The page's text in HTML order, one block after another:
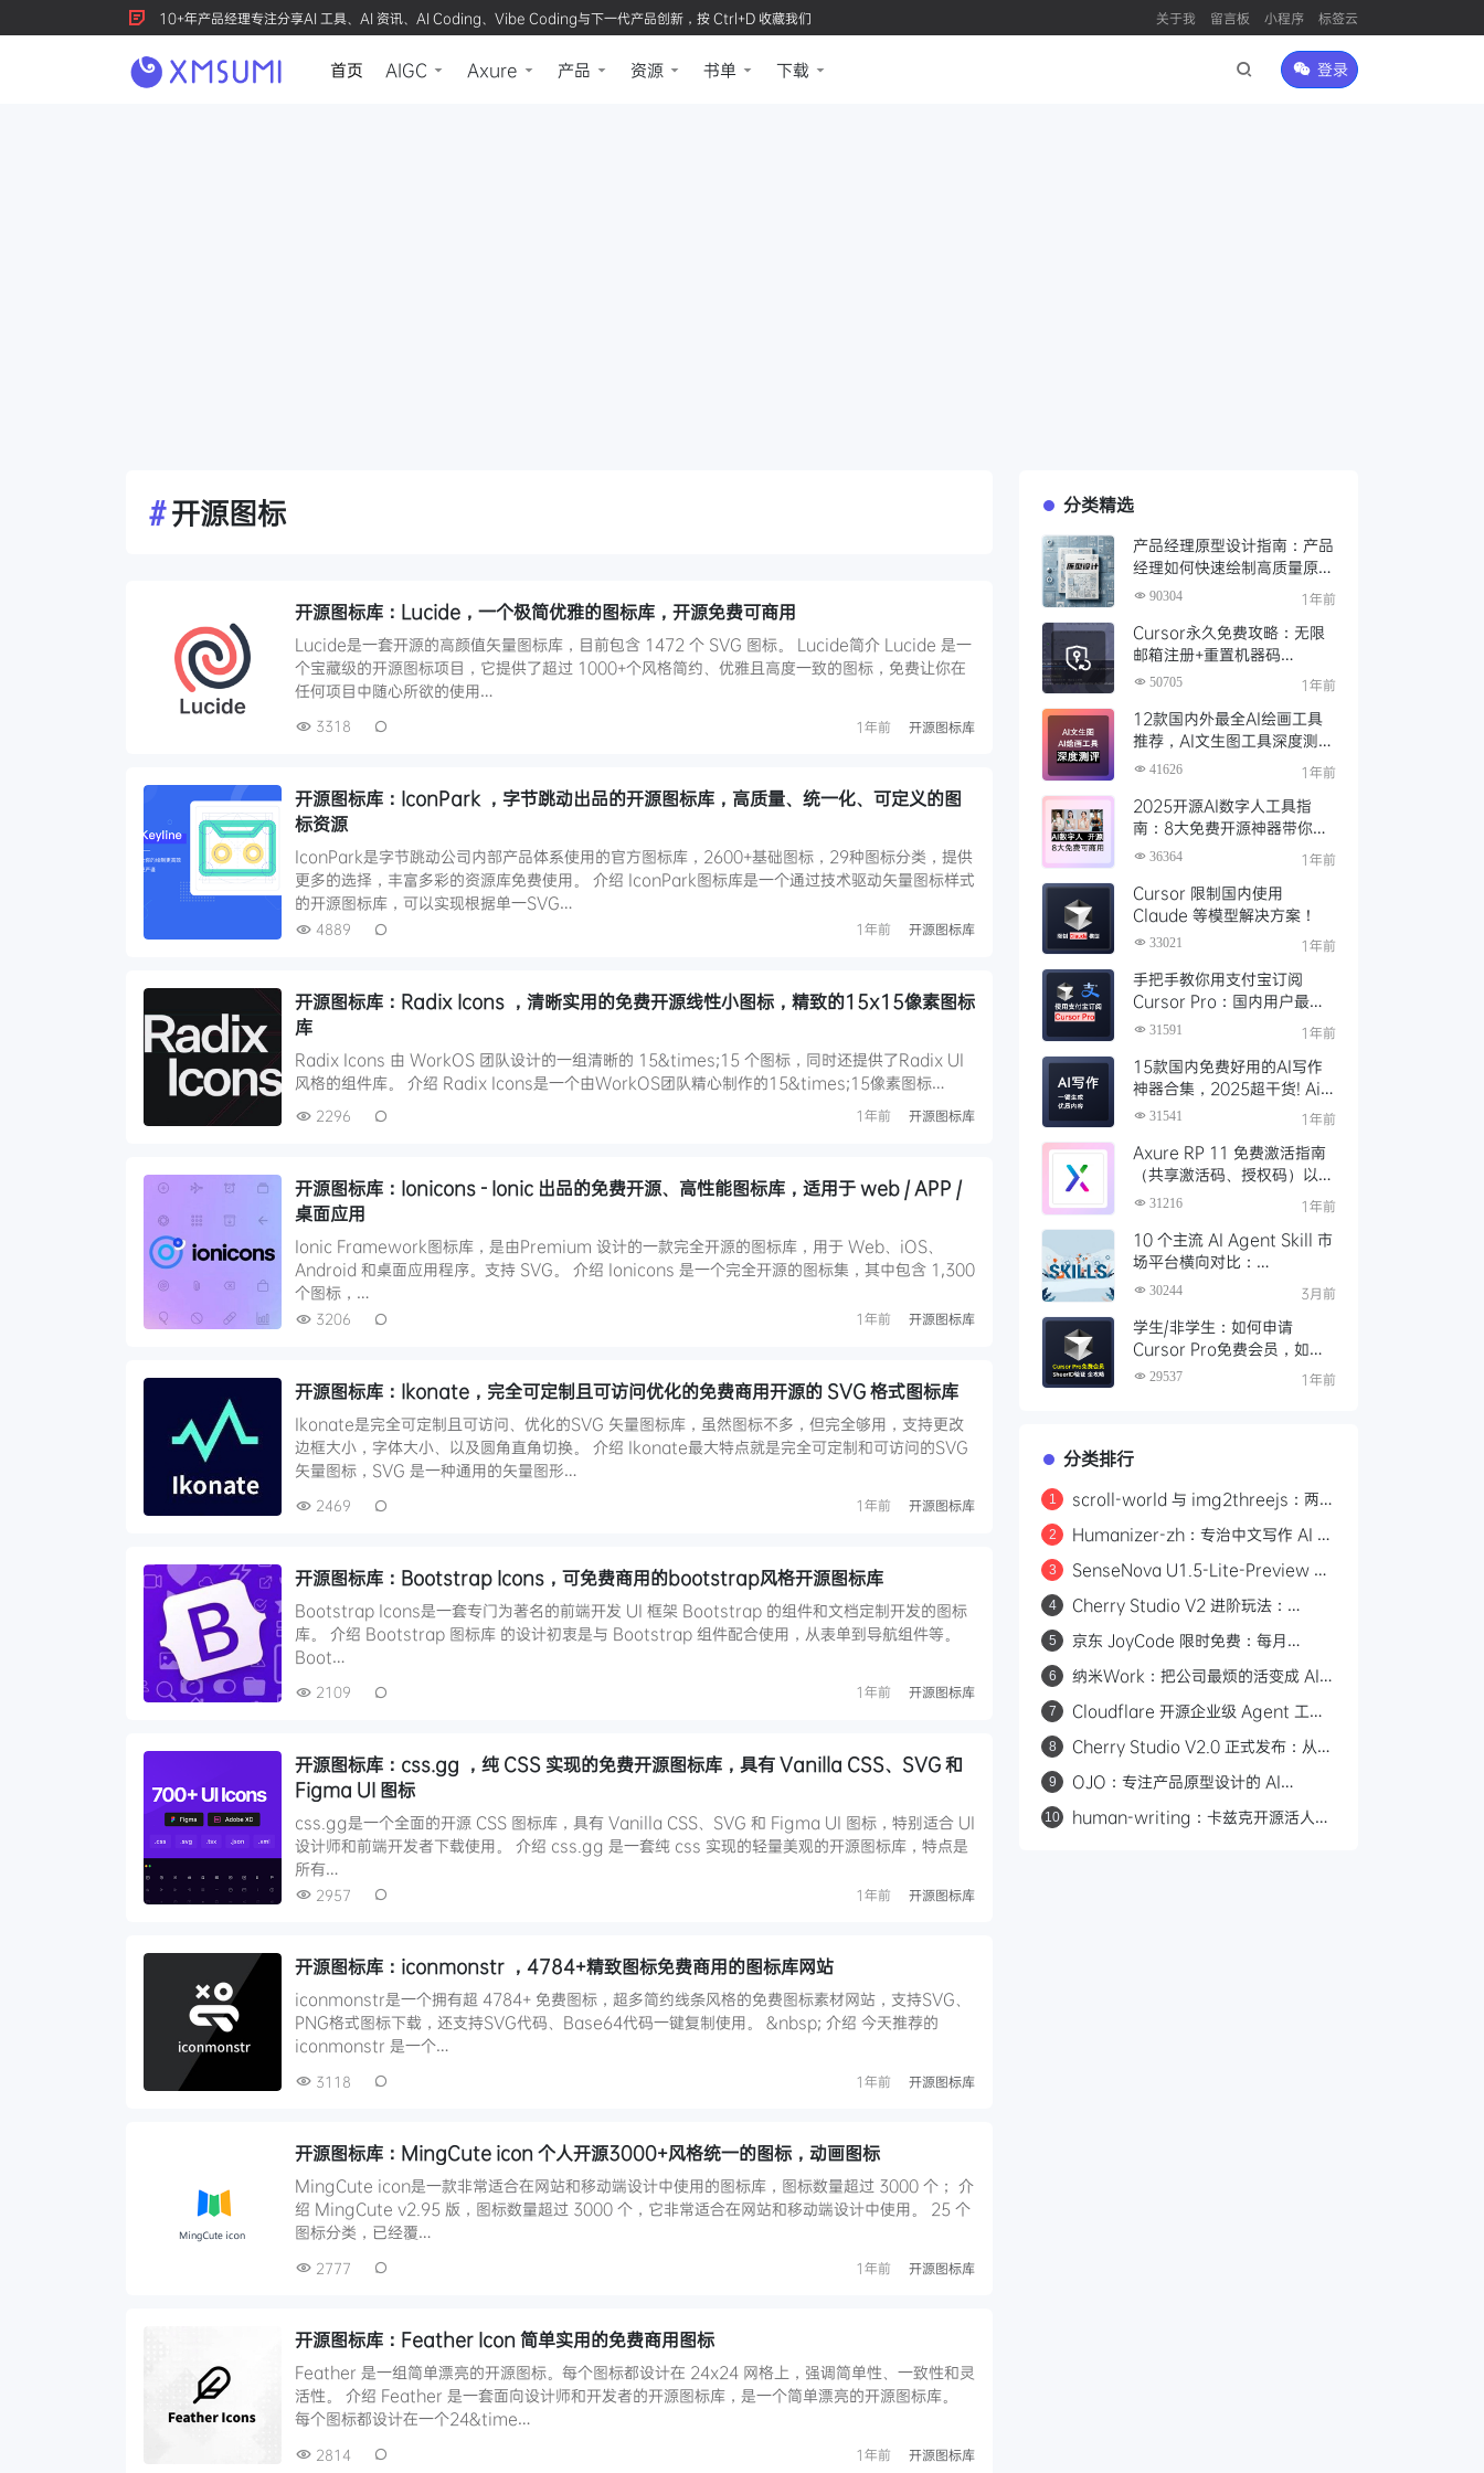
10+年产品经理专注分享AI 工具、AI 资讯、AI Coding、Vibe Coding与下一代产品创新，按 Ctrl+D 收藏我们 关于我 留言板 小程序 标签云
首页 AIGC Axure 产品 资源 书单 下载 登录
#开源图标
开源图标库：Lucide，一个极简优雅的图标库，开源免费可商用
Lucide是一套开源的高颜值矢量图标库，目前包含 1472 个 SVG 图标。 Lucide简介 Lucide 是一
个宝藏级的开源图标项目，它提供了超过 1000+个风格简约、优雅且高度一致的图标，免费让你在
任何项目中随心所欲的使用…
3318 1年前 开源图标库
开源图标库：IconPark ，字节跳动出品的开源图标库，高质量、统一化、可定义的图
标资源
IconPark是字节跳动公司内部产品体系使用的官方图标库，2600+基础图标，29种图标分类，提供
更多的选择，丰富多彩的资源库免费使用。 介绍 IconPark图标库是一个通过技术驱动矢量图标样式
的开源图标库，可以实现根据单一SVG…
4889 1年前 开源图标库
开源图标库：Radix Icons ，清晰实用的免费开源线性小图标，精致的15x15像素图标
库
Radix Icons 由 WorkOS 团队设计的一组清晰的 15&times;15 个图标，同时还提供了Radix UI
风格的组件库。 介绍 Radix Icons是一个由WorkOS团队精心制作的15&times;15像素图标…
2296 1年前 开源图标库
开源图标库：Ionicons - Ionic 出品的免费开源、高性能图标库，适用于 web / APP /
桌面应用
Ionic Framework图标库，是由Premium 设计的一款完全开源的图标库，用于 Web、iOS、
Android 和桌面应用程序。支持 SVG。 介绍 Ionicons 是一个完全开源的图标集，其中包含 1,300
个图标，…
3206 1年前 开源图标库
开源图标库：Ikonate，完全可定制且可访问优化的免费商用开源的 SVG 格式图标库
Ikonate是完全可定制且可访问、优化的SVG 矢量图标库，虽然图标不多，但完全够用，支持更改
边框大小，字体大小、以及圆角直角切换。 介绍 Ikonate最大特点就是完全可定制和可访问的SVG
矢量图标，SVG 是一种通用的矢量图形…
2469 1年前 开源图标库
开源图标库：Bootstrap Icons，可免费商用的bootstrap风格开源图标库
Bootstrap Icons是一套专门为著名的前端开发 UI 框架 Bootstrap 的组件和文档定制开发的图标
库。 介绍 Bootstrap 图标库 的设计初衷是与 Bootstrap 组件配合使用，从表单到导航组件等。
Boot…
2109 1年前 开源图标库
开源图标库：css.gg ，纯 CSS 实现的免费开源图标库，具有 Vanilla CSS、SVG 和
Figma UI 图标
css.gg是一个全面的开源 CSS 图标库，具有 Vanilla CSS、SVG 和 Figma UI 图标，特别适合 UI
设计师和前端开发者下载使用。 介绍 css.gg 是一套纯 css 实现的轻量美观的开源图标库，特点是
所有…
2957 1年前 开源图标库
开源图标库：iconmonstr ，4784+精致图标免费商用的图标库网站
iconmonstr是一个拥有超 4784+ 免费图标，超多简约线条风格的免费图标素材网站，支持SVG、
PNG格式图标下载，还支持SVG代码、Base64代码一键复制使用。 &nbsp; 介绍 今天推荐的
iconmonstr 是一个…
3118 1年前 开源图标库
开源图标库：MingCute icon 个人开源3000+风格统一的图标，动画图标
MingCute icon是一款非常适合在网站和移动端设计中使用的图标库，图标数量超过 3000 个； 介
绍 MingCute v2.95 版，图标数量超过 3000 个，它非常适合在网站和移动端设计中使用。 25 个
图标分类，已经覆…
2777 1年前 开源图标库
开源图标库：Feather Icon 简单实用的免费商用图标
Feather 是一组简单漂亮的开源图标。每个图标都设计在 24x24 网格上，强调简单性、一致性和灵
活性。 介绍 Feather 是一套面向设计师和开发者的开源图标库，是一个简单漂亮的开源图标库。
每个图标都设计在一个24&time…
2814 1年前 开源图标库
分类精选
产品经理原型设计指南：产品
经理如何快速绘制高质量原
型？（附步骤与资源）
90304 1年前
Cursor永久免费攻略：无限
邮箱注册+重置机器码
+Cursor试用期重置工具实现
50705 1年前
12款国内外最全AI绘画工具
推荐，AI文生图工具深度测评
与场景化对比
41626 1年前
2025开源AI数字人工具指
南：8大免费开源神器带你免
费解锁可商用的AI数字人
36364 1年前
Cursor 限制国内使用
Claude 等模型解决方案！
33021 1年前
手把手教你用支付宝订阅
Cursor Pro：国内用户最全
开通教程（附取消自动扣费）
31591 1年前
15款国内免费好用的AI写作
神器合集，2025超干货! Ai
写作工具推荐，支持论文长文
31541 1年前
Axure RP 11 免费激活指南
（共享激活码、授权码）以及
永久激活方法分享
31216 1年前
10 个主流 AI Agent Skill 市
场平台横向对比：
Clawhub、Skillsmp、
30244 3月前
学生/非学生：如何申请
Cursor Pro免费会员，如何
通过SheerID验证快速激活全
29537 1年前
分类排行
1
scroll-world 与 img2threejs：两个
做网页和 3D 模型
2
Humanizer-zh：专治中文写作 AI 味
3
SenseNova U1.5-Lite-Preview 开
4K 图像生成与编辑
4
Cherry Studio V2 进阶玩法：
生态
5
京东 JoyCode 限时免费：每月
大模型
6
纳米Work：把公司最烦的活变成 AI
7
Cloudflare 开源企业级 Agent 工作
8
Cherry Studio V2.0 正式发布：从
能工作站
9
OJO：专注产品原型设计的 AI
10
human-writing：卡兹克开源活人感